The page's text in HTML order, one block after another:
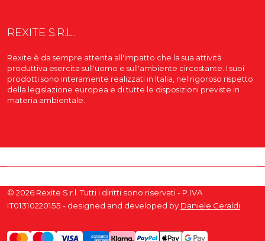
REXITE S.R.L.
Rexite è da sempre attenta all'impatto che la sua attività
produttiva esercita sull'uomo e sull'ambiente circostante. I suoi
prodotti sono interamente realizzati in Italia, nel rigoroso rispetto
della legislazione europea e di tutte le disposizioni previste in
materia ambientale.
© 2026 Rexite S.r.l. Tutti i diritti sono riservati - P.IVA
IT01310220155 - designed and developed by Daniele Ceraldi